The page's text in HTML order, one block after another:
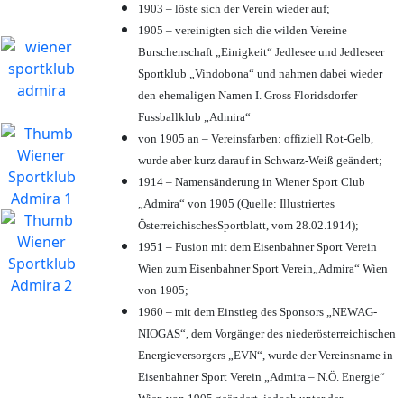
1903 – löste sich der Verein wieder auf;
1905 – vereinigten sich die wilden Vereine
Burschenschaft „Einigkeit“ Jedlesee und Jedleseer
Sportklub „Vindobona“ und nahmen dabei wieder
den ehemaligen Namen I. Gross Floridsdorfer
Fussballklub „Admira“
von 1905 an – Vereinsfarben: offiziell Rot-Gelb,
wurde aber kurz darauf in Schwarz-Weiß geändert;
1914 – Namensänderung in Wiener Sport Club
„Admira“ von 1905 (Quelle: Illustriertes
ÖsterreichischesSportblatt, vom 28.02.1914);
1951 – Fusion mit dem Eisenbahner Sport Verein
Wien zum Eisenbahner Sport Verein„Admira“ Wien
von 1905;
1960 – mit dem Einstieg des Sponsors „NEWAG-
NIOGAS“, dem Vorgänger des niederösterreichischen
Energieversorgers „EVN“, wurde der Vereinsname in
Eisenbahner Sport Verein „Admira – N.Ö. Energie“